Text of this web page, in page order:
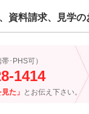
資料請求、見学
･PHS可）
1414
た」 とお伝え下さい。